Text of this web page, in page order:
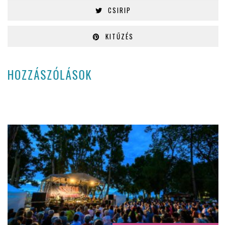
CSIRIP
KITŰZÉS
HOZZÁSZÓLÁSOK